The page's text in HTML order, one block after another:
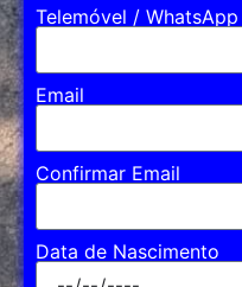
Telemóvel / WhatsApp
Email
Confirmar Email
Data de Nascimento